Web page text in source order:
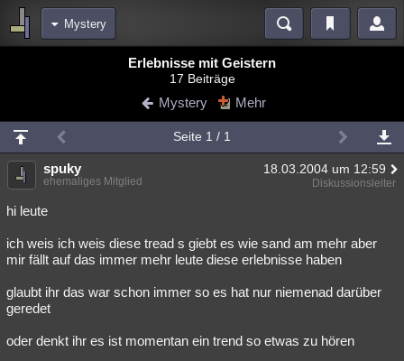
Mystery
Blogs
Chat Wiki Neuigkeiten
meine Rubriken
Menschen Mystery Kriminalfälle
Spiritualität
Natur Umfragen Unterhaltung
Philosophie Träume Orte Esoterik Literatur
Astronomie Helpdesk Gruppen Gaming Filme
Erlebnisse mit Geistern
17 Beiträge
Mystery Mehr
Seite 1 / 1
spuky 18.03.2004 um 12:59
ehemaliges Mitglied Diskussionsleiter
hi leute
ich weis ich weis diese tread s giebt es wie sand am mehr aber
mir fällt auf das immer mehr leute diese erlebnisse haben
glaubt ihr das war schon immer so es hat nur niemenad darüber
geredet
oder denkt ihr es ist momentan ein trend so etwas zu hören